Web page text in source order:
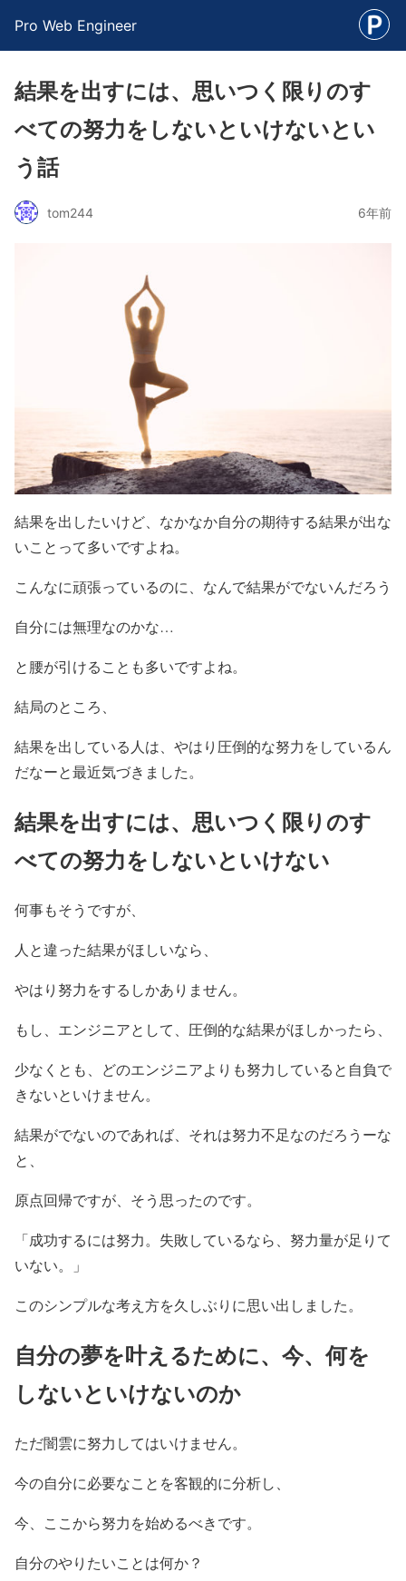
Pro Web Engineer
結果を出すには、思いつく限りのす
べての努力をしないといけないとい
う話
tom244 6年前
結果を出したいけど、なかなか自分の期待する結果が出な
いことって多いですよね。
こんなに頑張っているのに、なんで結果がでないんだろう
自分には無理なのかな…
と腰が引けることも多いですよね。
結局のところ、
結果を出している人は、やはり圧倒的な努力をしているん
だなーと最近気づきました。
結果を出すには、思いつく限りのす
べての努力をしないといけない
何事もそうですが、
人と違った結果がほしいなら、
やはり努力をするしかありません。
もし、エンジニアとして、圧倒的な結果がほしかったら、
少なくとも、どのエンジニアよりも努力していると自負で
きないといけません。
結果がでないのであれば、それは努力不足なのだろうーな
と、
原点回帰ですが、そう思ったのです。
「成功するには努力。失敗しているなら、努力量が足りて
いない。」
このシンプルな考え方を久しぶりに思い出しました。
自分の夢を叶えるために、今、何を
しないといけないのか
ただ闇雲に努力してはいけません。
今の自分に必要なことを客観的に分析し、
今、ここから努力を始めるべきです。
自分のやりたいことは何か？